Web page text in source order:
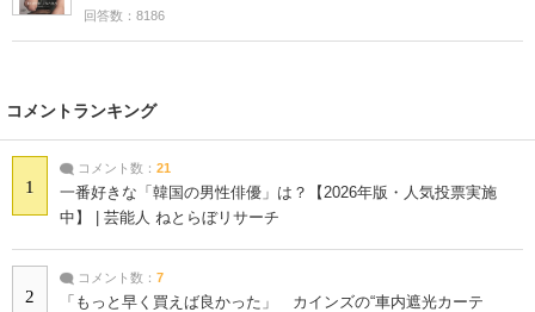
回答数：8186
コメントランキング
1
コメント数： 21
一番好きな「韓国の男性俳優」は？【2026年版・人気投票実施
中】 | 芸能人 ねとらぼリサーチ
2
コメント数： 7
「もっと早く買えば良かった」 カインズの“車内遮光カーテ